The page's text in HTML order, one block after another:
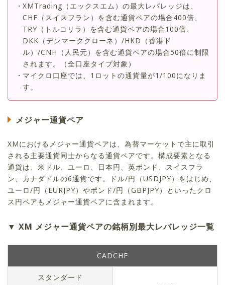
XMTrading（エックスエム）の最大レバレッジは、
CHF（スイスフラン）を含む通貨ペアの場合400倍、
TRY（トルコリラ）を含む通貨ペアの場合100倍、
DKK（デンマーククローネ）/HKD（香港ド
ル）/CNH（人民元）を含む通貨ペアの場合50倍に制限
されます。（全口座タイプ対象）
マイクロ口座では、1ロットの通貨量が1/100になりま
す。
メジャー通貨ペア
XMにおけるメジャー通貨ペアは、為替マーケットで主に取引
される主要通貨同士からなる通貨ペアです。構成要素となる
通貨は、米ドル、ユーロ、日本円、英ポンド、スイスフラ
ン、カナダドルの6通貨です。ドル/円（USDJPY）をはじめ、
ユーロ/円（EURJPY）やポンド/円（GBPJPY）といったクロ
ス円ペアもメジャー通貨ペアに含まれます。
XM メジャー通貨ペアの銘柄別最大レバレッジ一覧
CADCHF
スタンダード